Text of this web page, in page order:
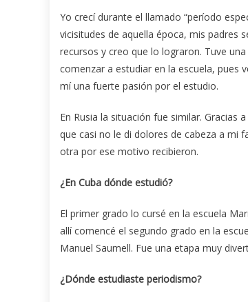
Yo crecí durante el llamado “período
vicisitudes de aquella época, mis padres
recursos y creo que lo lograron. Tuve
comenzar a estudiar en la escuela, pues
mí una fuerte pasión por el estudio.
En Rusia la situación fue similar. Gracias
que casi no le di dolores de cabeza a mi
otra por ese motivo recibieron.
¿En Cuba dónde estudió?
El primer grado lo cursé en la escuela
allí comencé el segundo grado en la
Manuel Saumell. Fue una etapa muy
¿Dónde estudiaste periodismo?